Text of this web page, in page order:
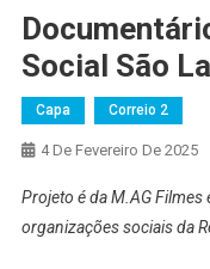
Social São
Capa Correio 2
4 De Fevereiro De 2025
Projeto é da M.AG
organizações sociais da